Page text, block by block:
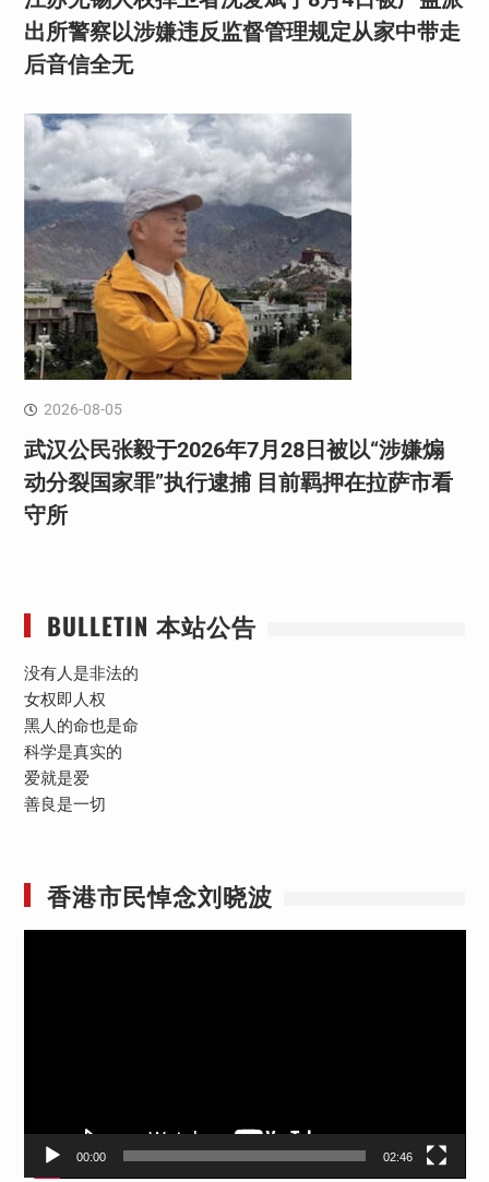
出所警察以涉嫌违反监督管理规定从家中带走
后音信全无
2026-08-05
武汉公民张毅于2026年7月28日被以“涉嫌煽
动分裂国家罪”执行逮捕 目前羁押在拉萨市看
守所
BULLETIN 本站公告
没有人是非法的
女权即人权
黑人的命也是命
科学是真实的
爱就是爱
善良是一切
香港市民悼念刘晓波
00:00 02:46